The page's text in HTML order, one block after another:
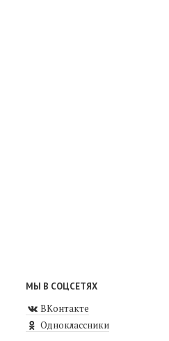
МЫ В СОЦСЕТЯХ
ВКонтакте
Одноклассники